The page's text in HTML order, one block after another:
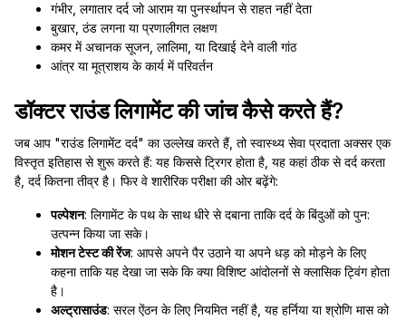
गंभीर, लगातार दर्द जो आराम या पुनर्स्थापन से राहत नहीं देता
बुखार, ठंड लगना या प्रणालीगत लक्षण
कमर में अचानक सूजन, लालिमा, या दिखाई देने वाली गांठ
आंत्र या मूत्राशय के कार्य में परिवर्तन
डॉक्टर राउंड लिगामेंट की जांच कैसे करते हैं?
जब आप "राउंड लिगामेंट दर्द" का उल्लेख करते हैं, तो स्वास्थ्य सेवा प्रदाता अक्सर एक
विस्तृत इतिहास से शुरू करते हैं: यह किससे ट्रिगर होता है, यह कहां ठीक से दर्द करता
है, दर्द कितना तीव्र है। फिर वे शारीरिक परीक्षा की ओर बढ़ेंगे:
पल्पेशन: लिगामेंट के पथ के साथ धीरे से दबाना ताकि दर्द के बिंदुओं को पुन:
उत्पन्न किया जा सके।
मोशन टेस्ट की रेंज: आपसे अपने पैर उठाने या अपने धड़ को मोड़ने के लिए
कहना ताकि यह देखा जा सके कि क्या विशिष्ट आंदोलनों से क्लासिक ट्विंग होता
है।
अल्ट्रासाउंड: सरल ऐंठन के लिए नियमित नहीं है, यह हर्निया या श्रोणि मास को